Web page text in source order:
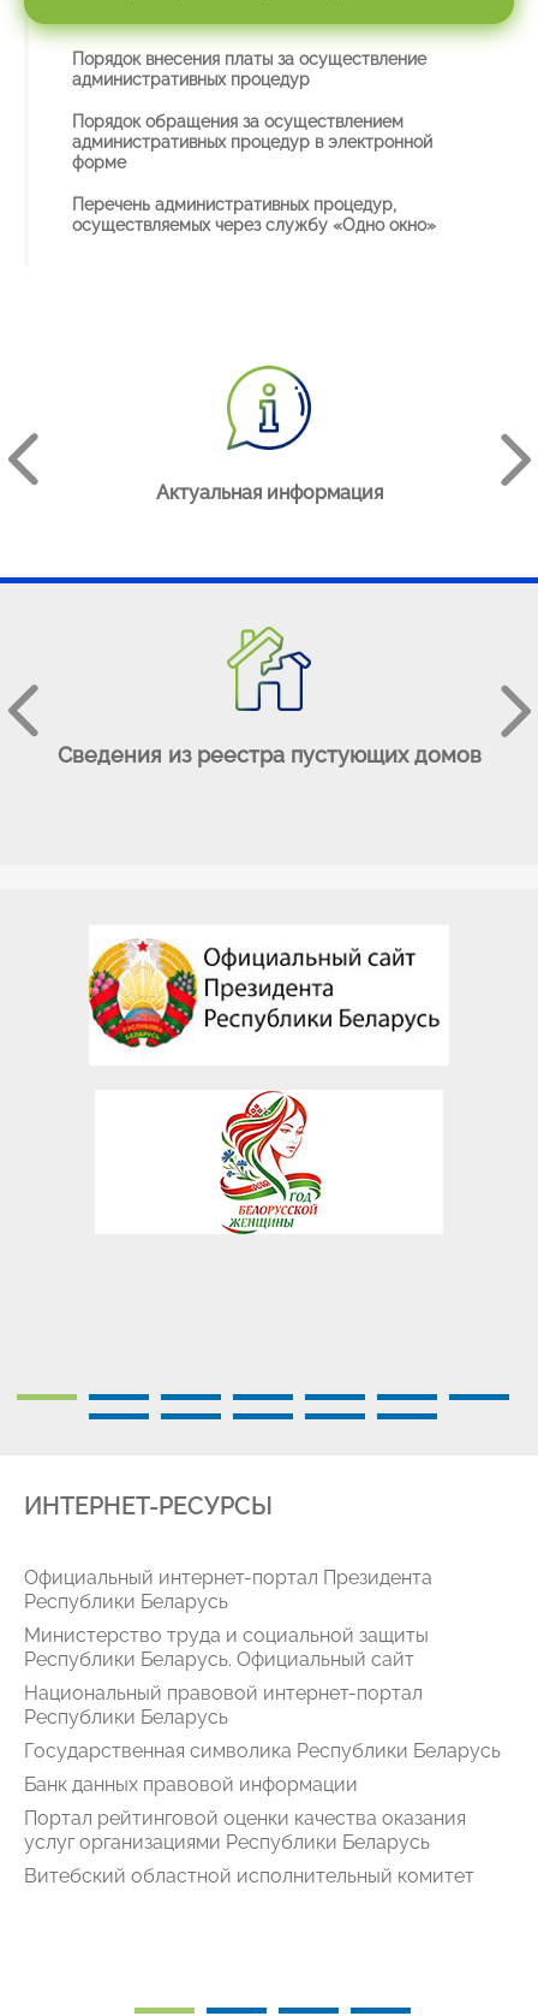
Порядок внесения платы за осуществление
административных процедур
Порядок обращения за осуществлением
административных процедур в электронной
форме
Перечень административных процедур,
осуществляемых через службу «Одно окно»
Актуальная информация
Сведения из реестра пустующих домов
ИНТЕРНЕТ-РЕСУРСЫ
Официальный интернет-портал Президента
Республики Беларусь
Министерство труда и социальной защиты
Республики Беларусь. Официальный сайт
Национальный правовой интернет-портал
Республики Беларусь
Государственная символика Республики Беларусь
Банк данных правовой информации
Портал рейтинговой оценки качества оказания
услуг организациями Республики Беларусь
Витебский областной исполнительный комитет